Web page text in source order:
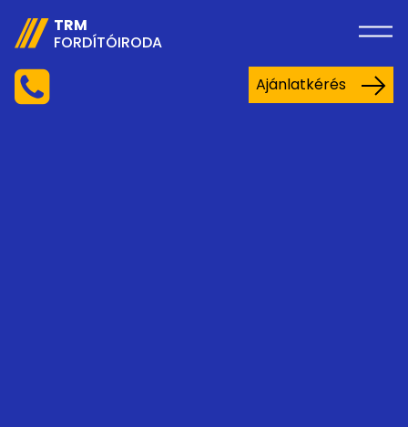
TRM
FORDÍTÓIRODA
Ajánlatkérés